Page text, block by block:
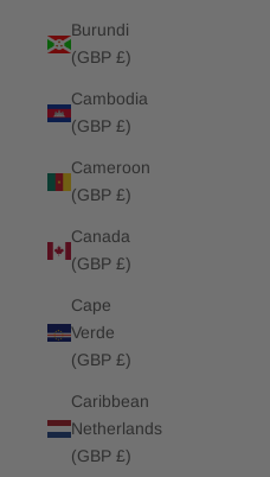
Burundi
(GBP £)
Cambodia
(GBP £)
Cameroon
(GBP £)
Canada
(GBP £)
Cape
Verde
(GBP £)
Caribbean
Netherlands
(GBP £)